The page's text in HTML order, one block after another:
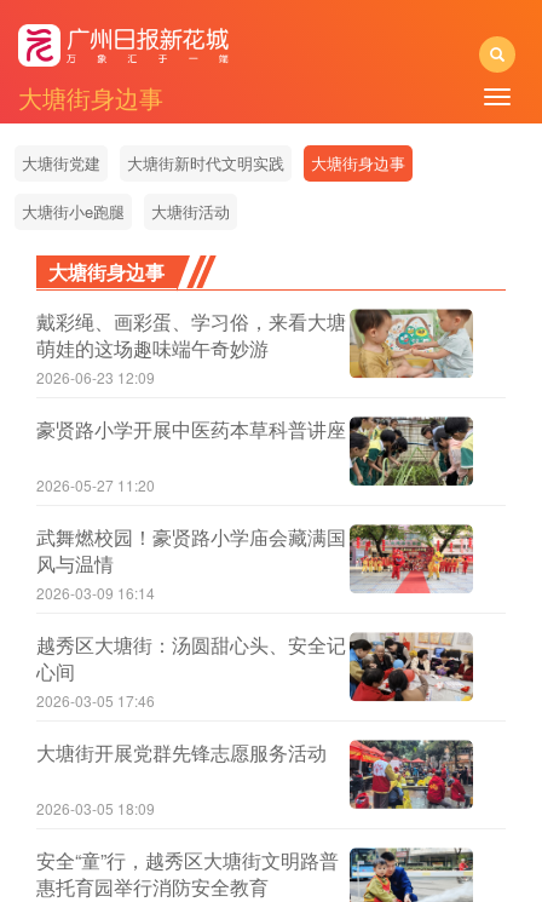
大塘街身边事
Toggle
大塘街党建 大塘街新时代文明实践 大塘街身边事
大塘街小e跑腿 大塘街活动
大塘街身边事
戴彩绳、画彩蛋、学习俗，来看大塘
萌娃的这场趣味端午奇妙游
2026-06-23 12:09
豪贤路小学开展中医药本草科普讲座
2026-05-27 11:20
武舞燃校园！豪贤路小学庙会藏满国
风与温情
2026-03-09 16:14
越秀区大塘街：汤圆甜心头、安全记
心间
2026-03-05 17:46
大塘街开展党群先锋志愿服务活动
2026-03-05 18:09
安全“童”行，越秀区大塘街文明路普
惠托育园举行消防安全教育